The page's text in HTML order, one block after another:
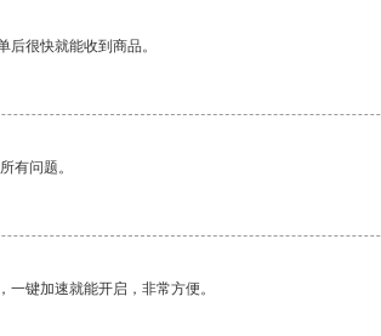
很快就能收到商品。
有问题。
键加速就能开启，非常方便。